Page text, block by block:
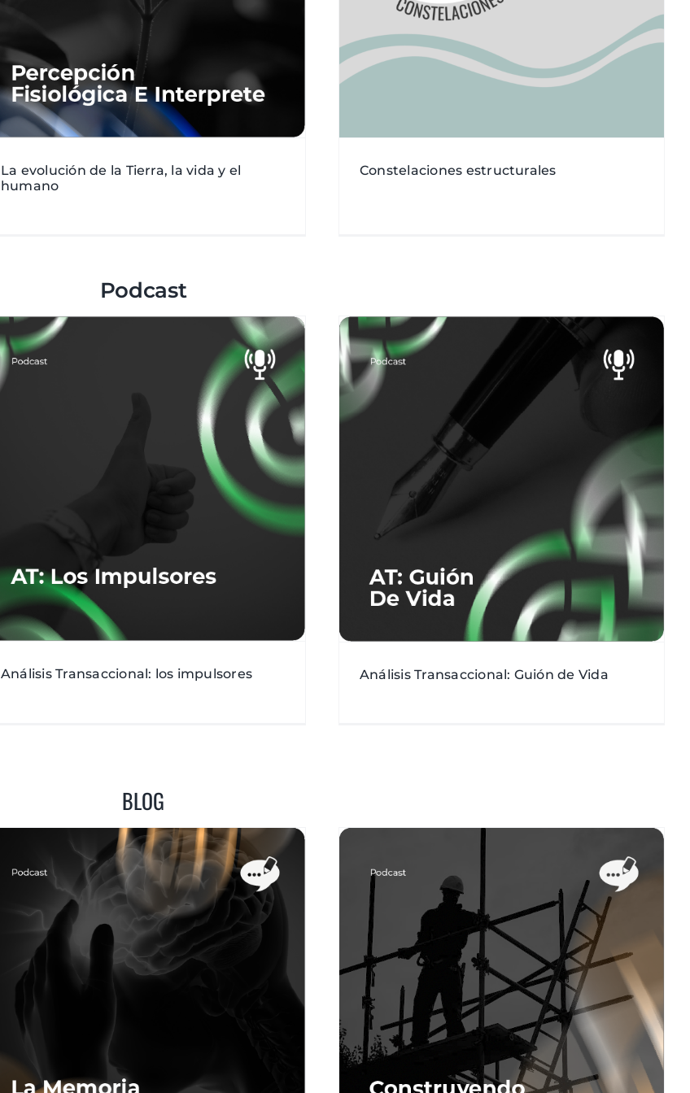
La evolución de la Tierra, la vida y el
humano
Entrevistas
Constelaciones estructurales
Podcast
Análisis Transaccional: los impulsores
Análisis Transaccional: Guión de Vida
año DESAFÍA - 2019 Área
Podcast
Análisis Transaccional: Guión de Vida
BLOG
Jobcrafting – (re)construyendo el trabajo